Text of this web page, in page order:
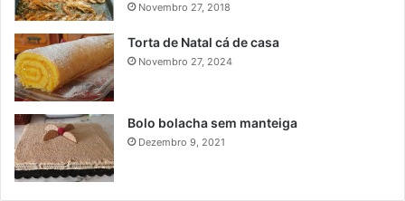
Novembro 27, 2018
Torta de Natal cá de casa
Novembro 27, 2024
Bolo bolacha sem manteiga
Dezembro 9, 2021